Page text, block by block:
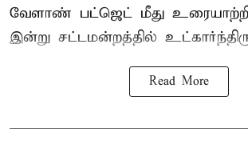
வேளாண் பட்ஜெட் மீது
இன்று சட்டமன்றத்தில்
Read More